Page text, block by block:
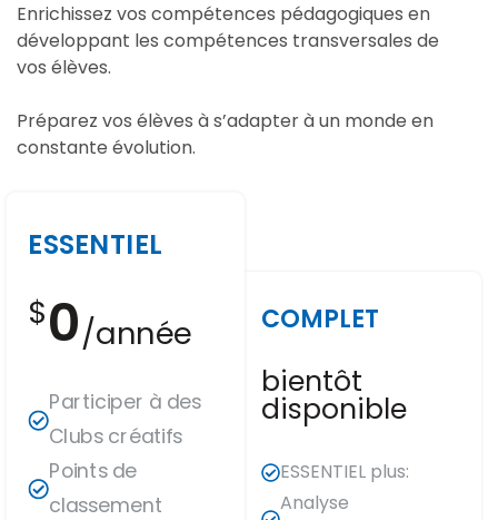
Enrichissez vos compétences pédagogiques en
développant les compétences transversales de
vos élèves.
Préparez vos élèves à s’adapter à un monde en
constante évolution.
ESSENTIEL
$0/année
Participer à des
Clubs créatifs
Points de
classement
COMPLET
bientôt
disponible
ESSENTIEL plus:
Analyse